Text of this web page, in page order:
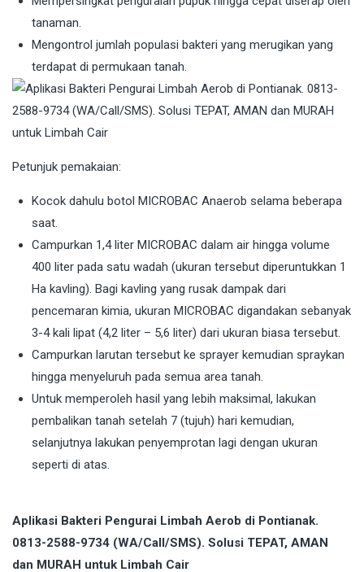
tanaman.
Mengontrol jumlah populasi bakteri yang merugikan yang
terdapat di permukaan tanah.
Petunjuk pemakaian:
Kocok dahulu botol MICROBAC Anaerob selama beberapa
saat.
Campurkan 1,4 liter MICROBAC dalam air hingga volume
400 liter pada satu wadah (ukuran tersebut diperuntukkan 1
Ha kavling). Bagi kavling yang rusak dampak dari
pencemaran kimia, ukuran MICROBAC digandakan sebanyak
3-4 kali lipat (4,2 liter – 5,6 liter) dari ukuran biasa tersebut.
Campurkan larutan tersebut ke sprayer kemudian spraykan
hingga menyeluruh pada semua area tanah.
Untuk memperoleh hasil yang lebih maksimal, lakukan
pembalikan tanah setelah 7 (tujuh) hari kemudian,
selanjutnya lakukan penyemprotan lagi dengan ukuran
seperti di atas.
Aplikasi Bakteri Pengurai Limbah Aerob di Pontianak.
0813-2588-9734 (WA/Call/SMS). Solusi TEPAT, AMAN
dan MURAH untuk Limbah Cair